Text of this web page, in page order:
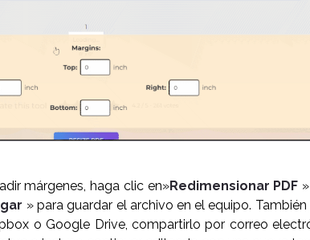
márgenes, haga clic en»Redimensionar PDF
» para guardar el archivo en el equipo.
o Google Drive, compartirlo por correo